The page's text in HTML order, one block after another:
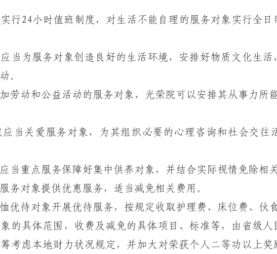
行24小时值班制度，对生活不能自理的服务对象实行全日
当为服务对象创造良好的生活环境，安排好物质文化生活
。
动和公益活动的服务对象，光荣院可以安排其从事力所
当关爱服务对象，为其组织必要的心理咨询和社会交往
当重点服务保障好集中供养对象，并结合实际视情免除相关
对象提供优惠服务，适当减免相关费用。
待对象开展优待服务，按规定收取护理费、床位费、伙食
具体范围，收费及减免的具体项目、标准等，由省级人
考虑本地财力状况规定，并加大对荣获个人二等功以上